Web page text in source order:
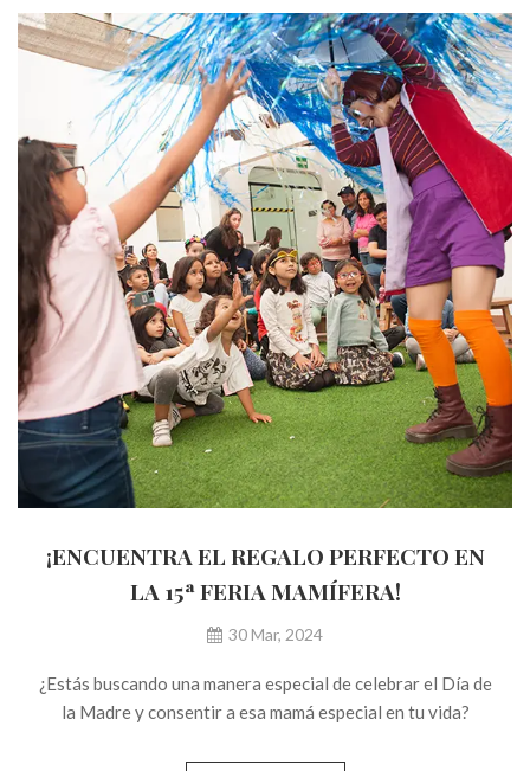
30 Mar, 2024
¡ENCUENTRA EL REGALO PERFECTO EN
LA 15ª FERIA MAMÍFERA!
¿Estás buscando una manera especial de celebrar el Día de
la Madre y consentir a esa mamá especial en tu vida?